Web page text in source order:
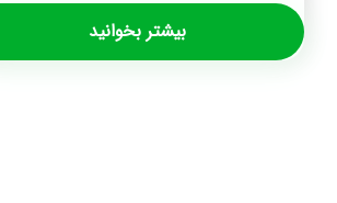
بیشتر بخوانید